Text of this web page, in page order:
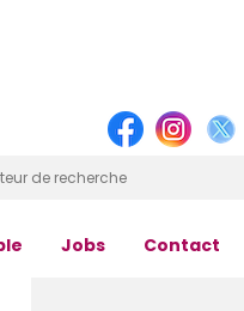
Jobs Contact